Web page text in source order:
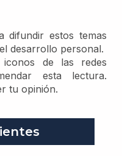
difundir estos temas
desarrollo personal.
de las redes
esta lectura.
tu opinión.